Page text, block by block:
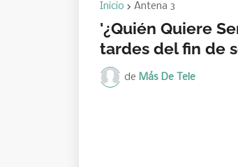
Inicio Antena 3
'¿Quién Quiere
tardes del fin de
de Más De Tele